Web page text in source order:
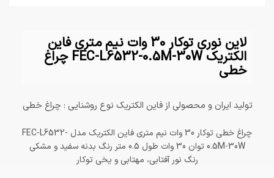
لاین نوری توکار 30 وات نیم متری فاین
الکتریک FEC-L6532-0.5M-30W چراغ
خطی
تولید ایران و محصولی از فاین الکتریک نوع روشنایی : چراغ خطی
چراغ خطی توکار 30 وات نیم متری فاین الکتریک مدل FEC-L6532-
0.5M-30W توان 30 وات طول 0.5 متر رنگ بدنه سفید و مشکی
رنگ نور آفتابی، مهتابی و یخی توکار